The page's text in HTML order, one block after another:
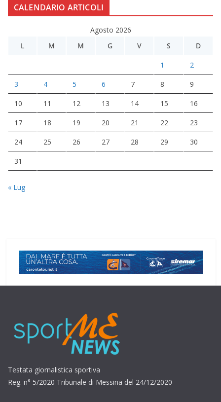
CALENDARIO ARTICOLI
Agosto 2026
L
M M G V S D
1 2
3 4 5 6 7 8 9
10 11 12 13 14 15 16
17 18 19 20 21 22 23
24 25 26 27 28 29 30
31
« Lug
Testata giornalistica sportiva
Reg. n° 5/2020 Tribunale di Messina del 24/12/2020